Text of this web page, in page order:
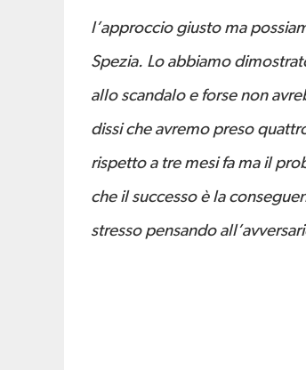
l’approccio giusto ma
Spezia. Lo abbiamo
allo scandalo e forse non
dissi che avremo preso
rispetto a tre mesi fa ma il
che il successo è la
stresso pensando